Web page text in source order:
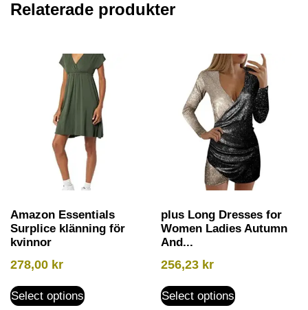
Relaterade produkter
Amazon Essentials
Surplice klänning för
kvinnor
278,00 kr
Select options
plus Long Dresses for
Women Ladies Autumn
And...
256,23 kr
Select options